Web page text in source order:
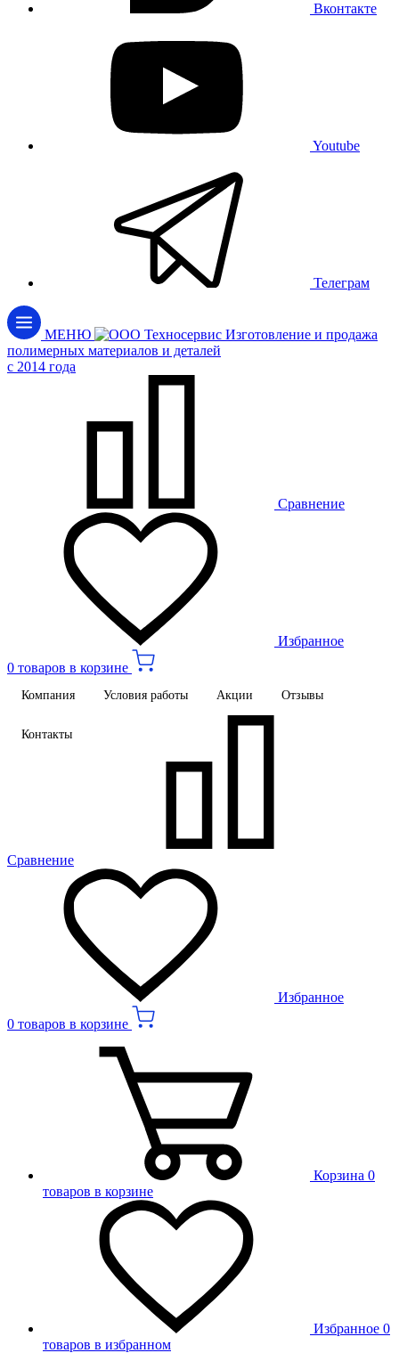
Вконтакте
Youtube
Телеграм
МЕНЮ
Изготовление и продажа
полимерных материалов и деталей
c 2014 года
Сравнение
Избранное
0 товаров в корзине
Компания Условия работы Акции Отзывы
Контакты
Сравнение
Избранное
0 товаров в корзине
Корзина 0
товаров в корзине
Избранное 0
товаров в избранном